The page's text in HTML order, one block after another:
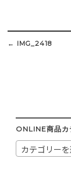
Post
navigation
← IMG_2418
ONLINE商品カ
カテゴリー